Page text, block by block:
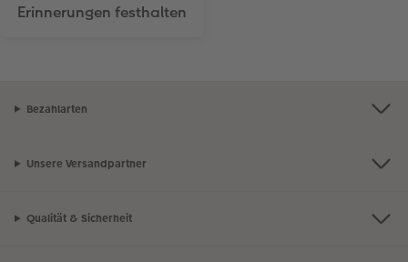
Erinnerungen festhalten
Bezahlarten
Unsere Versandpartner
Qualität & Sicherheit